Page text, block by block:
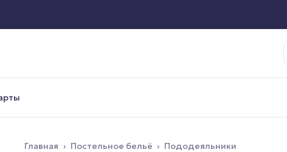
Пододеяльники
Постельное бельё ›
Главная ›